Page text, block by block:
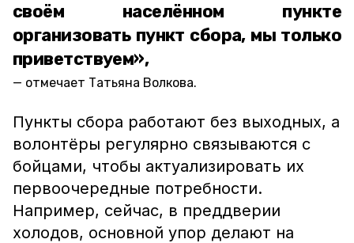
своём населённом пункте
организовать пункт сбора, мы только
приветствуем»,
отмечает Татьяна Волкова.
Пункты сбора работают без выходных, а
волонтёры регулярно связываются с
бойцами, чтобы актуализировать их
первоочередные потребности.
Например, сейчас, в преддверии
холодов, основной упор делают на